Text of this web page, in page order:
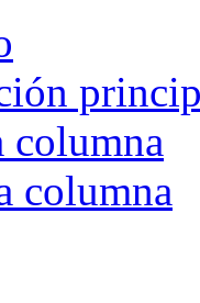
columna
columna